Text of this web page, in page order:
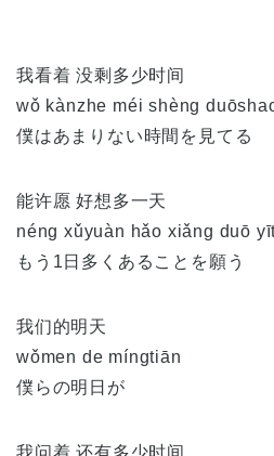
我看着 没剩多少时间
wǒ kànzhe méi shèng
僕はあまりない時間を見てる
能许愿 好想多一天
néng xǔyuàn hǎo xiǎng duō
もう1日多くあることを願う
我们的明天
wǒmen de míngtiān
僕らの明日が